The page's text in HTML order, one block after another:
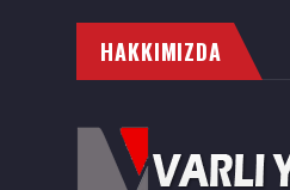
HAKKIMIZDA